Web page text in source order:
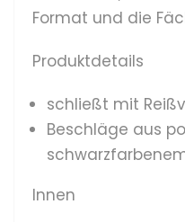
Format und die
Produktdetails
schließt mit
Beschläge aus
Innen